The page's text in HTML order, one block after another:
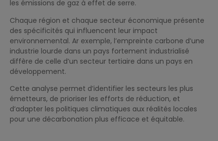
les émissions de gaz à effet de serre.
Chaque région et chaque secteur économique présente
des spécificités qui influencent leur impact
environnemental. Ar exemple, l’empreinte carbone d’une
industrie lourde dans un pays fortement industrialisé
diffère de celle d’un secteur tertiaire dans un pays en
développement.
Cette analyse permet d’identifier les secteurs les plus
émetteurs, de prioriser les efforts de réduction, et
d’adapter les politiques climatiques aux réalités locales
pour une décarbonation plus efficace et équitable.